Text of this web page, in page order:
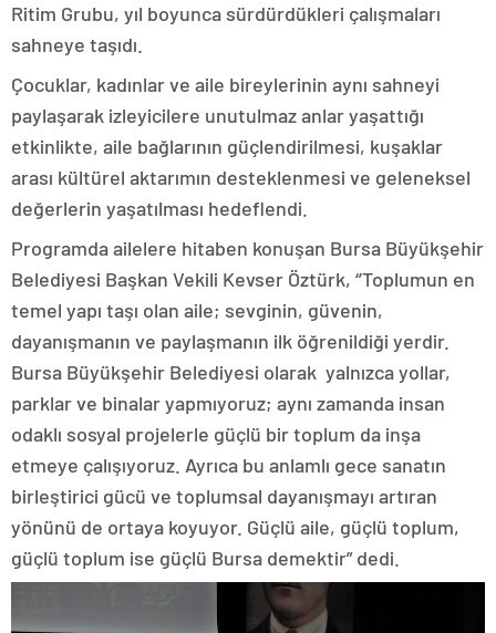
Ritim Grubu, yıl boyunca sürdürdükleri çalışmaları
sahneye taşıdı.
Çocuklar, kadınlar ve aile bireylerinin aynı sahneyi
paylaşarak izleyicilere unutulmaz anlar yaşattığı
etkinlikte, aile bağlarının güçlendirilmesi, kuşaklar
arası kültürel aktarımın desteklenmesi ve geleneksel
değerlerin yaşatılması hedeflendi.
Programda ailelere hitaben konuşan Bursa Büyükşehir
Belediyesi Başkan Vekili Kevser Öztürk, ‘’Toplumun en
temel yapı taşı olan aile; sevginin, güvenin,
dayanışmanın ve paylaşmanın ilk öğrenildiği yerdir.
Bursa Büyükşehir Belediyesi olarak yalnızca yollar,
parklar ve binalar yapmıyoruz; aynı zamanda insan
odaklı sosyal projelerle güçlü bir toplum da inşa
etmeye çalışıyoruz. Ayrıca bu anlamlı gece sanatın
birleştirici gücü ve toplumsal dayanışmayı artıran
yönünü de ortaya koyuyor. Güçlü aile, güçlü toplum,
güçlü toplum ise güçlü Bursa demektir” dedi.